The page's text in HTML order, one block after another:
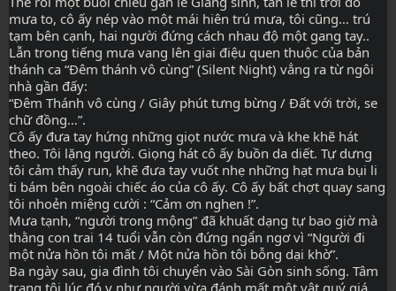
mưa to, cô ấy nép vào một mái hiên trú mưa, tôi cũng… trú
tạm bên cạnh, hai người đứng cách nhau độ một gang tay..
Lẫn trong tiếng mưa vang lên giai điệu quen thuộc của bản
thánh ca “Đêm thánh vô cùng” (Silent Night) vẳng ra từ ngôi
nhà gần đấy:
“Đêm Thánh vô cùng / Giây phút tưng bừng / Đất với trời, se
chữ đồng…”.
Cô ấy đưa tay hứng những giọt nước mưa và khe khẽ hát
theo. Tôi lặng người. Giọng hát cô ấy buồn da diết. Tự dưng
tôi cảm thấy run, khẽ đưa tay vuốt nhẹ những hạt mưa bụi li
ti bám bên ngoài chiếc áo của cô ấy. Cô ấy bất chợt quay sang
tôi nhoẻn miệng cười : “Cảm ơn nghen !”.
Mưa tạnh, “người trong mộng” đã khuất dạng tự bao giờ mà
thằng con trai 14 tuổi vẫn còn đứng ngẩn ngơ vì “Người đi
một nửa hồn tôi mất / Một nửa hồn tôi bỗng dại khờ”.
Ba ngày sau, gia đình tôi chuyển vào Sài Gòn sinh sống. Tâm
trạng tôi lúc đó y như người vừa đánh mất một vật quý giá.